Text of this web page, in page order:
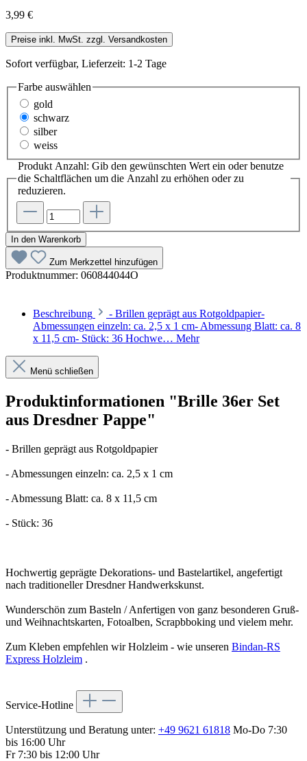
3,99 €
Preise inkl. MwSt. zzgl. Versandkosten
Sofort verfügbar, Lieferzeit: 1-2 Tage
Farbe auswählen
gold
schwarz
silber
weiss
Produkt Anzahl: Gib den gewünschten Wert ein oder benutze
die Schaltflächen um die Anzahl zu erhöhen oder zu
reduzieren.
In den Warenkorb
Zum Merkzettel hinzufügen
Produktnummer: 060844044O
Beschreibung
- Brillen geprägt aus Rotgoldpapier-
Abmessungen einzeln: ca. 2,5 x 1 cm- Abmessung Blatt: ca. 8
x 11,5 cm- Stück: 36 Hochwe… Mehr
Menü schließen
Produktinformationen "Brille 36er Set
aus Dresdner Pappe"
- Brillen geprägt aus Rotgoldpapier
- Abmessungen einzeln: ca. 2,5 x 1 cm
- Abmessung Blatt: ca. 8 x 11,5 cm
- Stück: 36
Hochwertig geprägte Dekorations- und Bastelartikel, angefertigt
nach traditioneller Dresdner Handwerkskunst.
Wunderschön zum Basteln / Anfertigen von ganz besonderen Gruß-
und Weihnachtskarten, Fotoalben, Scrapbboking und vielem mehr.
Zum Kleben empfehlen wir Holzleim - wie unseren Bindan-RS
Express Holzleim .
Service-Hotline
Unterstützung und Beratung unter: +49 9621 61818 Mo-Do 7:30
bis 16:00 Uhr
Fr 7:30 bis 12:00 Uhr